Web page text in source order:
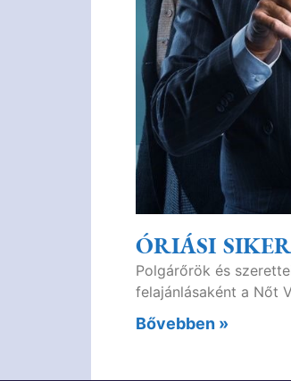
ÓRIÁSI
Polgárőrök és
felajánlásaként a Nőt
Bővebben »